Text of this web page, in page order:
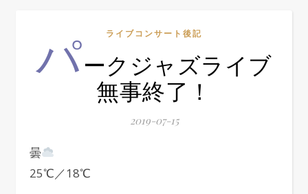
ライブコンサート後記
パークジャズライブ
無事終了！
2019-07-15
曇
25℃／18℃